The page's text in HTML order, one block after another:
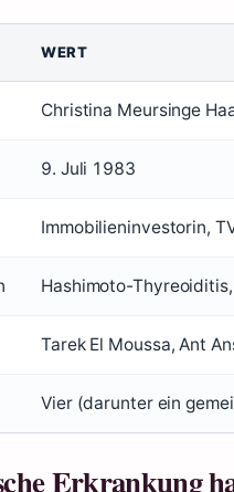
WERT
Christina Meursinge
9. Juli 1983
Immobilieninvestorin,
Hashimoto-
Tarek El Moussa, Ant
Vier (darunter ein
Erkrankung